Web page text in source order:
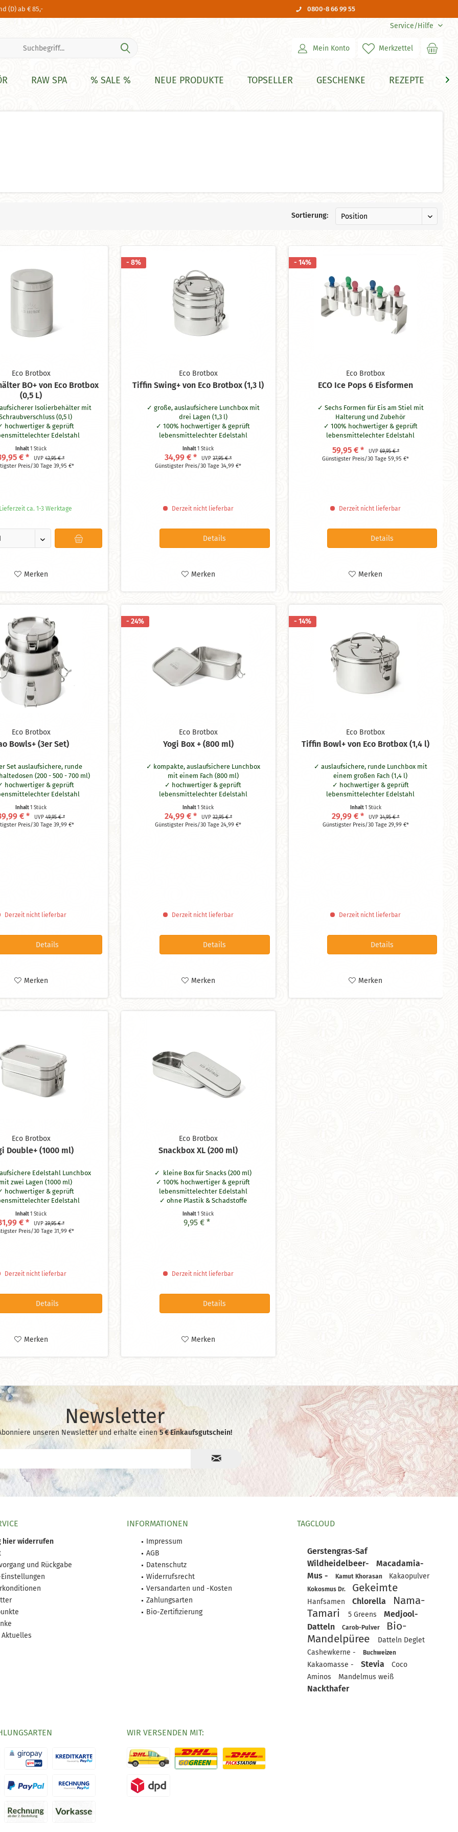
(D) ab € 85,- 0800-8 66 99 55
Service/Hilfe
Merkzettel
Mein Konto
RAW SPA % SALE % NEUE PRODUKTE TOPSELLER GESCHENKE REZEPTE 
Sortierung:
Eco Brotbox
BO+ von Eco Brotbox
(0,5 L)
Isolierbehälter mit
(0,5 l)
hochwertiger & geprüft
Edelstahl
ohne Schadstoffe wie BPA
bis zu 8 Stunden warm/kalt
durch unbedenklichen
Inhalt1 Stück
€ * UVP43,95 € *
Preis/30 Tage 39,95 €*
Lieferzeit ca. 1-3 Werktage
Merken
- 8%
Eco Brotbox
Tiffin Swing+ von Eco Brotbox (1,3 l)
große, auslaufsichere Lunchbox mit
drei Lagen (1,3 l)
100% hochwertiger & geprüft
lebensmittelechter Edelstahl
ohne Plastik & Schadstoffe
auslaufsicher in den unteren beiden
Lagen durch unbedenkliche
Inhalt1 Stück
34,99 € * UVP37,95 € *
Günstigster Preis/30 Tage 34,99 €*
Derzeit nicht lieferbar
Details
Merken
- 14%
Eco Brotbox
ECO Ice Pops 6 Eisformen
Sechs Formen für Eis am Stiel mit
Halterung und Zubehör
100% hochwertiger & geprüft
lebensmittelechter Edelstahl
mit wiederverwendbaren Stäbchen
aus Edelstahl
59,95 € * UVP69,95 € *
Günstigster Preis/30 Tage 59,95 €*
Derzeit nicht lieferbar
Details
Merken
Eco Brotbox
Bowls+ (3er Set)
Set auslaufsichere, runde
(200 - 500 - 700 ml)
hochwertiger & geprüft
Edelstahl
durch unbedenkliche
Silikonringe
BPA-frei
Inhalt1 Stück
€ * UVP49,95 € *
Preis/30 Tage 39,99 €*
Derzeit nicht lieferbar
Details
Merken
- 24%
Eco Brotbox
Yogi Box + (800 ml)
kompakte, auslaufsichere Lunchbox
mit einem Fach (800 ml)
hochwertiger & geprüft
lebensmittelechter Edelstahl
ohne Schadstoffe wie BPA
auslaufsicher durch unbedenklichen
Silikonring
Inhalt1 Stück
24,99 € * UVP 32,95 € *
Günstigster Preis/30 Tage 24,99 €*
Derzeit nicht lieferbar
Details
Merken
- 14%
Eco Brotbox
Tiffin Bowl+ von Eco Brotbox (1,4 l)
auslaufsichere, runde Lunchbox mit
einem großen Fach (1,4 l)
hochwertiger & geprüft
lebensmittelechter Edelstahl
ohne Schadstoffe wie BPA
auslaufsicher durch unbedenklichen
Silikonring
Inhalt1 Stück
29,99 € * UVP34,95 € *
Günstigster Preis/30 Tage 29,99 €*
Derzeit nicht lieferbar
Details
Merken
Eco Brotbox
Double+ (1000 ml)
Edelstahl Lunchbox
mit zwei Lagen (1000 ml)
hochwertiger & geprüft
Edelstahl
in der oberen Lage
frei von BPA
spülmaschinengeeignet
Inhalt1 Stück
€ * UVP39,95 € *
Preis/30 Tage 31,99 €*
Derzeit nicht lieferbar
Details
Merken
Eco Brotbox
Snackbox XL (200 ml)
kleine Box für Snacks (200 ml)
100% hochwertiger & geprüft
lebensmittelechter Edelstahl
ohne Plastik & Schadstoffe
spülmaschinengeeignet
Maße: 12 x 6 x 4 cm
Inhalt1 Stück
9,95 € *
Derzeit nicht lieferbar
Details
Merken
Newsletter
unseren Newsletter und erhalte einen5 € Einkaufsgutschein!
hier widerrufen
und Rückgabe
INFORMATIONEN
Impressum
AGB
Datenschutz
Widerrufsrecht
Versandarten und -Kosten
Zahlungsarten
Bio-Zertifizierung
TAGCLOUD
Gerstengras-Saf
Wildheidelbeer-
Macadamia-
Mus -
Kamut Khorasan Kakaopulver
Kokosmus Dr. Gekeimte
Hanfsamen Chlorella
Nama-
Tamari
5 Greens
Medjool-
Datteln
Carob-Pulver
Bio-
Mandelpüree
Datteln Deglet
Cashewkerne -
Buchweizen
Kakaomasse - Stevia
Coco
Aminos
Mandelmus weiß
Nackthafer
WIR VERSENDEN MIT: